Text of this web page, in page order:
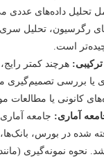
داده‌های عددی
تحلیل سری
است.
هرچند کمتر رایج، اما
بررسی تصمیم‌گیری
یا مطالعات موردی
آماری:جامعه آماری شما
در بورس، بانک‌ها، یا
نمونه‌گیری (مانند